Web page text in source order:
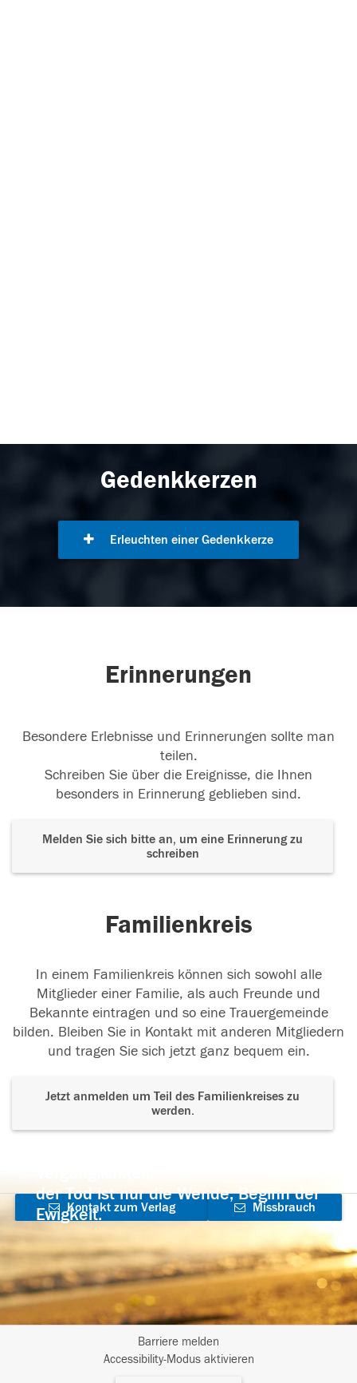
Gedenkkerzen
Erleuchten einer Gedenkkerze
Erinnerungen
Besondere Erlebnisse und Erinnerungen sollte man
teilen.
Schreiben Sie über die Ereignisse, die Ihnen
besonders in Erinnerung geblieben sind.
Melden Sie sich bitte an, um eine Erinnerung zu
schreiben
Familienkreis
In einem Familienkreis können sich sowohl alle
Mitglieder einer Familie, als auch Freunde und
Bekannte eintragen und so eine Trauergemeinde
bilden. Bleiben Sie in Kontakt mit anderen Mitgliedern
und tragen Sie sich jetzt ganz bequem ein.
Jetzt anmelden um Teil des Familienkreises zu
werden.
der Tod ist nur die Wende, Beginn der
Ewigkeit.
Kontakt zum Verlag
aufnehmen
Missbrauch
Barriere melden
Accessibility-Modus aktivieren